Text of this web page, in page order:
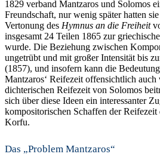
1829 verband Mantzaros und Solomos
Freundschaft, nur wenig später hatten
Vertonung des Hymnus an die Freiheit
insgesamt 24 Teilen 1865 zur
wurde. Die Beziehung zwischen
ungetrübt und mit großer Intensität bis
(1857), und insofern kann die
Mantzaros‘ Reifezeit offensichtlich
dichterischen Reifezeit von Solomos
sich über diese Ideen ein interessanter
kompositorischen Schaffen der Reifezeit
Korfu.
Das „Problem Mantzaros“